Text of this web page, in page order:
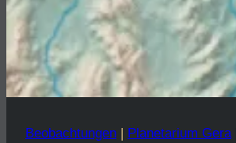
Beobachtungen Planetarium Gera|